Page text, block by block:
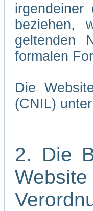
beziehen,
geltenden
formalen
Die
(CNIL)
2. Die